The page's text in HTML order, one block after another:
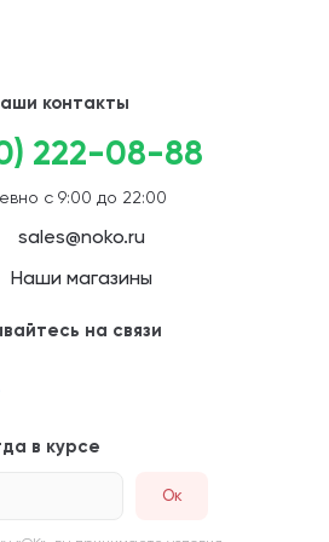
контакты
222-08-88
с 9:00 до 22:00
sales@noko.ru
Наши магазины
на связи
в курсе